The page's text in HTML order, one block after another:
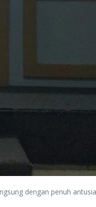
dengan penuh